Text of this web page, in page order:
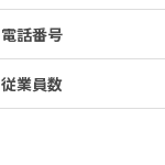
電話番号
従業員数